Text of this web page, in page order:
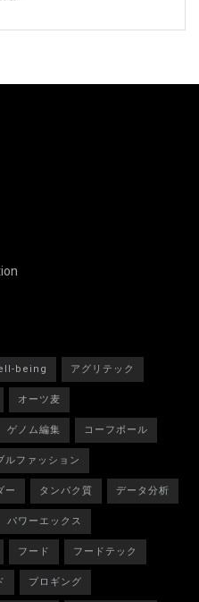
being
アグリテック
オーツ麦
ゲノム編集
コーフボール
ルファッション
ー タンパク質
データ分析
パワーエックス
フード
フードテック
プロギング